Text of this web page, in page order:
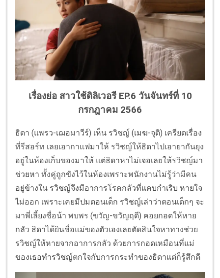
เรื่องย่อ สาวใช้ดิลิเวอรี EP.6 วันจันทร์ที่ 10
กรกฎาคม 2566
ธิดา (แพรว-เฌอมาวีร์) เห็น รวิชญ์ (เมฆ-จุติ) เครียดเรื่อง
ที่รีสอร์ท เลยเอากาแฟมาให้ รวิชญ์ให้ธิดาไปเอายากันยุง
อยู่ในห้องเก็บของมาให้ แต่ธิดาหาไม่เจอเลยให้รวิชญ์มา
ช่วยหา ทั้งคู่ถูกขังไว้ในห้องเพราะพนักงานไม่รู้ว่ามีคน
อยู่ข้างใน รวิชญ์จึงมีอาการโรคกลัวที่แคบกำเริบ หายใจ
ไม่ออก เพราะเคยมีปมตอนเด็ก รวิชญ์เล่าว่าตอนเด็กๆ จะ
มาพี่เลี้ยงชื่อน้า พบพร (ขวัญ-ขวัญฤดี) คอยกอดให้หาย
กลัว ธิดาได้ยินชื่อแม่ของตัวเองเลยตัดสินใจหาทางช่วย
รวิชญ์ให้หายจากอาการกลัว ด้วยการกอดเหมือนที่แม่
ของเธอทำรวิชญ์ตกใจกับการกระทำของธิดาแต่ก็รู้สึกดี